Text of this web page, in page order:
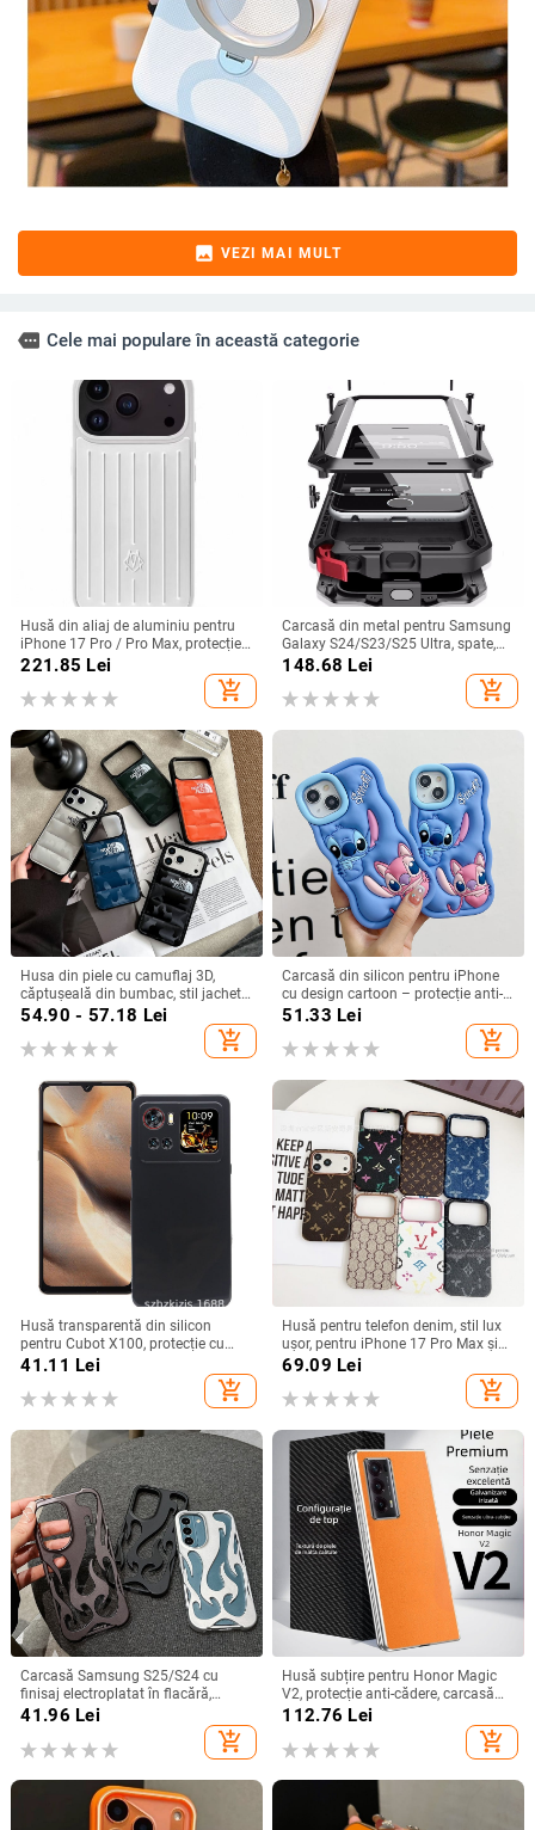
image VEZI MAI MULT
more Cele mai populare în această categorie
Husă din aliaj de aluminiu pentru
iPhone 17 Pro / Pro Max, protecție
anti-cădere, închidere magnetică,
turnare prin injecție, posibilitate de
personalizare
221.85 Lei
add_shopping_cart
Carcasă din metal pentru Samsung
Galaxy S24/S23/S25 Ultra, spate,
prelucrată, personalizabilă, disipare
căldură, anti-cadere, anti-amprentă
148.68 Lei
add_shopping_cart
Husa din piele cu camuflaj 3D,
căptușeală din bumbac, stil jachetă
de iarnă, compatibilă cu iPhone
54.90 - 57.18 Lei
add_shopping_cart
Carcasă din silicon pentru iPhone
cu design cartoon – protecție anti-
cădere, finisaj mat, compatibilă cu
(Pro/Max)
51.33 Lei
add_shopping_cart
Husă transparentă din silicon
pentru Cubot X100, protecție cu
acoperire totală
41.11 Lei
add_shopping_cart
Husă pentru telefon denim, stil lux
ușor, pentru iPhone 17 Pro Max și
iPhone 16, cu acoperire totală
69.09 Lei
add_shopping_cart
Carcasă Samsung S25/S24 cu
finisaj electroplatat în flacără,
design decupat, compatibilă cu
41.96 Lei
add_shopping_cart
Husă subțire pentru Honor Magic
V2, protecție anti-cădere, carcasă
dură pentru ecran pliabil, finisaj PU
112.76 Lei
add_shopping_cart